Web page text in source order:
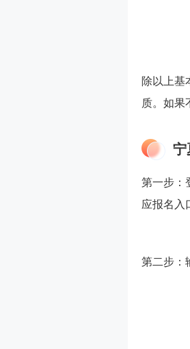
除以上基
质。如果
宁
第一步：
应报名入
第二步：